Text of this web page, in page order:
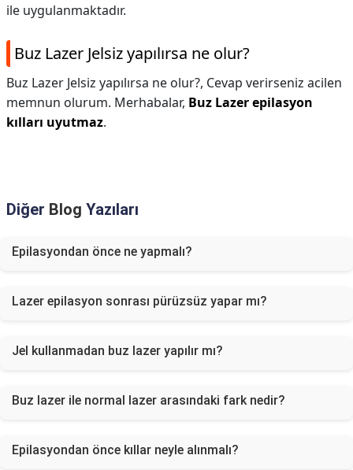
ile uygulanmaktadır.
Buz Lazer Jelsiz yapılırsa ne olur?
Buz Lazer Jelsiz yapılırsa ne olur?, Cevap verirseniz acilen
memnun olurum. Merhabalar, Buz Lazer epilasyon
kılları uyutmaz.
Diğer Blog Yazıları
Epilasyondan önce ne yapmalı?
Lazer epilasyon sonrası pürüzsüz yapar mı?
Jel kullanmadan buz lazer yapılır mı?
Buz lazer ile normal lazer arasındaki fark nedir?
Epilasyondan önce kıllar neyle alınmalı?